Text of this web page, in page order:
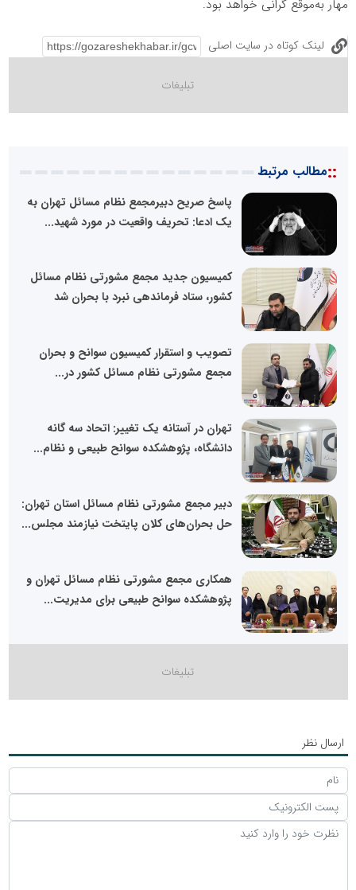
مهار به‌موقع گرانی خواهد بود.
لینک کوتاه در سایت اصلی
::مطالب مرتبط
پاسخ صریح دبیرمجمع نظام مسائل تهران به
یک ادعا: تحریف واقعیت در مورد شهید...
کمیسیون جدید مجمع مشورتی نظام مسائل
کشور، ستاد فرماندهی نبرد با بحران شد
تصویب و استقرار کمیسیون سوانح و بحران
مجمع مشورتی نظام مسائل کشور در...
تهران در آستانه یک تغییر: اتحاد سه گانه
دانشگاه، پژوهشکده سوانح طبیعی و نظام...
دبیر مجمع مشورتی نظام مسائل استان تهران:
حل بحران‌های کلان پایتخت نیازمند مجلس...
همکاری مجمع مشورتی نظام مسائل تهران و
پژوهشکده سوانح طبیعی برای مدیریت...
ارسال نظر